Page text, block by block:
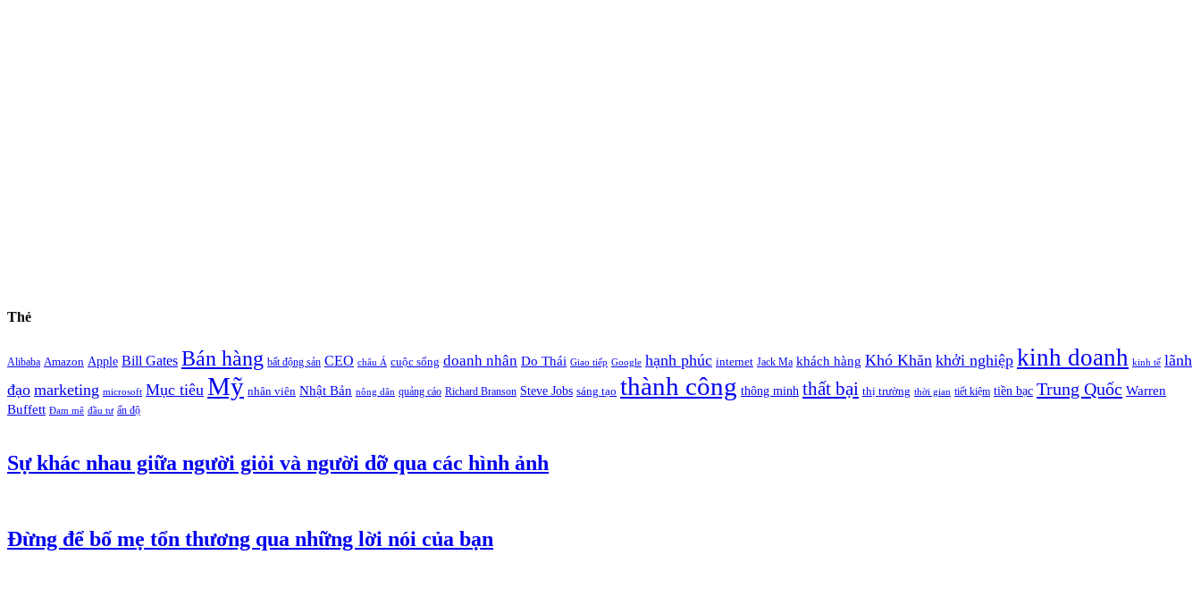
Thẻ
Alibaba Amazon Apple Bill Gates Bán hàng bất động sản CEO châu Á cuộc sống doanh nhân Do Thái Giao tiếp Google hạnh phúc internet Jack Ma khách hàng Khó Khăn khởi nghiệp kinh doanh kinh tế lãnh
đạo marketing microsoft Mục tiêu Mỹ nhân viên Nhật Bản nông dân quảng cáo Richard Branson Steve Jobs sáng tạo thành công thông minh thất bại thị trường thời gian tiết kiệm tiền bạc Trung Quốc Warren
Buffett Đam mê đầu tư ấn độ
Sự khác nhau giữa người giỏi và người dỡ qua các hình ảnh
Đừng để bố mẹ tổn thương qua những lời nói của bạn